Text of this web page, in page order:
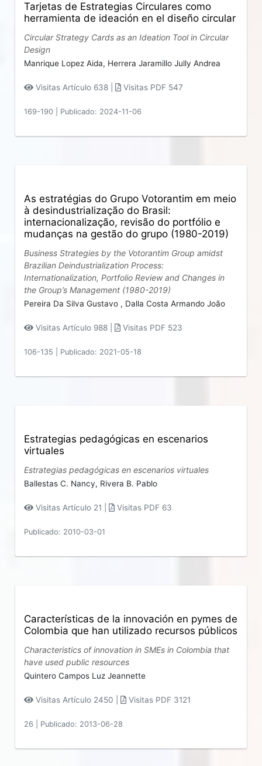
Tarjetas de Estrategias Circulares como
herramienta de ideación en el diseño circular
Circular Strategy Cards as an Ideation Tool in Circular
Design
Manrique Lopez Aida, Herrera Jaramillo Jully Andrea
Visitas Artículo 638 | Visitas PDF 547
169-190 Publicado: 2024-11-06
As estratégias do Grupo Votorantim em meio
à desindustrialização do Brasil:
internacionalização, revisão do portfólio e
mudanças na gestão do grupo (1980-2019)
Business Strategies by the Votorantim Group amidst
Brazilian Deindustrialization Process:
Internationalization, Portfolio Review and Changes in
the Group’s Management (1980-2019)
Pereira Da Silva Gustavo , Dalla Costa Armando João
Visitas Artículo 988 | Visitas PDF 523
106-135 Publicado: 2021-05-18
Estrategias pedagógicas en escenarios
virtuales
Estrategias pedagógicas en escenarios virtuales
Ballestas C. Nancy, Rivera B. Pablo
Visitas Artículo 21 | Visitas PDF 63
Publicado: 2010-03-01
Características de la innovación en pymes de
Colombia que han utilizado recursos públicos
Characteristics of innovation in SMEs in Colombia that
have used public resources
Quintero Campos Luz Jeannette
Visitas Artículo 2450 | Visitas PDF 3121
26 Publicado: 2013-06-28